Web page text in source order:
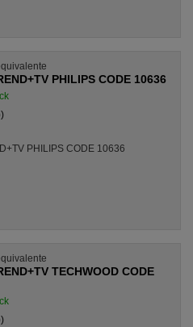
PHILIPS CODE 10636
PHILIPS CODE 10636
TECHWOOD CODE